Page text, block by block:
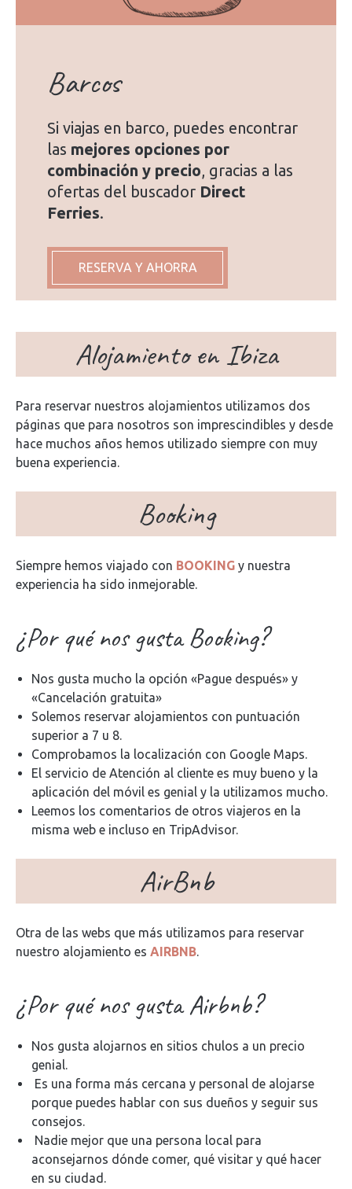
Barcos
Si viajas en barco, puedes encontrar
las mejores opciones por
combinación y precio, gracias a las
ofertas del buscador Direct
Ferries.
RESERVA Y AHORRA
Alojamiento en Ibiza
Para reservar nuestros alojamientos utilizamos dos
páginas que para nosotros son imprescindibles y desde
hace muchos años hemos utilizado siempre con muy
buena experiencia.
Booking
Siempre hemos viajado con BOOKING y nuestra
experiencia ha sido inmejorable.
¿Por qué nos gusta Booking?
Nos gusta mucho la opción «Pague después» y
«Cancelación gratuita»
Solemos reservar alojamientos con puntuación
superior a 7 u 8.
Comprobamos la localización con Google Maps.
El servicio de Atención al cliente es muy bueno y la
aplicación del móvil es genial y la utilizamos mucho.
Leemos los comentarios de otros viajeros en la
misma web e incluso en TripAdvisor.
AirBnb
Otra de las webs que más utilizamos para reservar
nuestro alojamiento es AIRBNB.
¿Por qué nos gusta Airbnb?
Nos gusta alojarnos en sitios chulos a un precio
genial.
Es una forma más cercana y personal de alojarse
porque puedes hablar con sus dueños y seguir sus
consejos.
Nadie mejor que una persona local para
aconsejarnos dónde comer, qué visitar y qué hacer
en su ciudad.